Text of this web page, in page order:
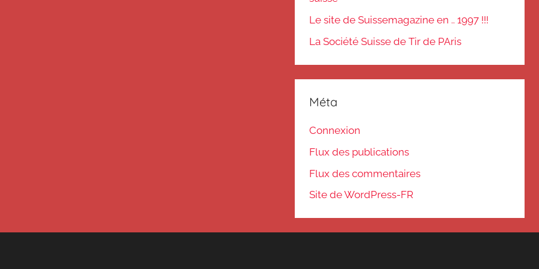
Le site de Suissemagazine en .. 1997 !!!
La Société Suisse de Tir de PAris
Méta
Connexion
Flux des publications
Flux des commentaires
Site de WordPress-FR